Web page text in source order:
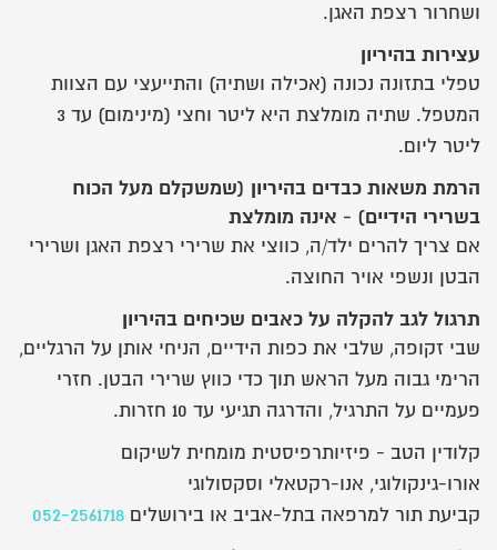
ושחרור רצפת האגן.
עצירות בהיריון
טפלי בתזונה נכונה (אכילה ושתיה) והתייעצי עם הצוות
המטפל. שתיה מומלצת היא ליטר וחצי (מינימום) עד 3
ליטר ליום.
הרמת משאות כבדים בהיריון (שמשקלם מעל הכוח
בשרירי הידיים) - אינה מומלצת
אם צריך להרים ילד/ה, כווצי את שרירי רצפת האגן ושרירי
הבטן ונשפי אויר החוצה.
תרגול לגב להקלה על כאבים שכיחים בהיריון
שבי זקופה, שלבי את כפות הידיים, הניחי אותן על הרגליים,
הרימי גבוה מעל הראש תוך כדי כווץ שרירי הבטן. חזרי
פעמיים על התרגיל, והדרגה תגיעי עד 10 חזרות.
קלודין הטב - פיזיותרפיסטית מומחית לשיקום
אורו-גינקולוגי, אנו-רקטאלי וסקסולוגי
קביעת תור למרפאה בתל-אביב או בירושלים 052-2561718